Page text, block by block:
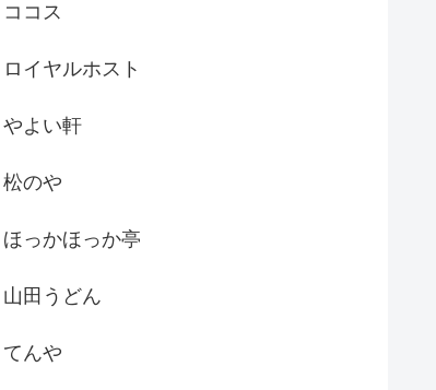
ココス
ロイヤルホスト
やよい軒
松のや
ほっかほっか亭
山田うどん
てんや